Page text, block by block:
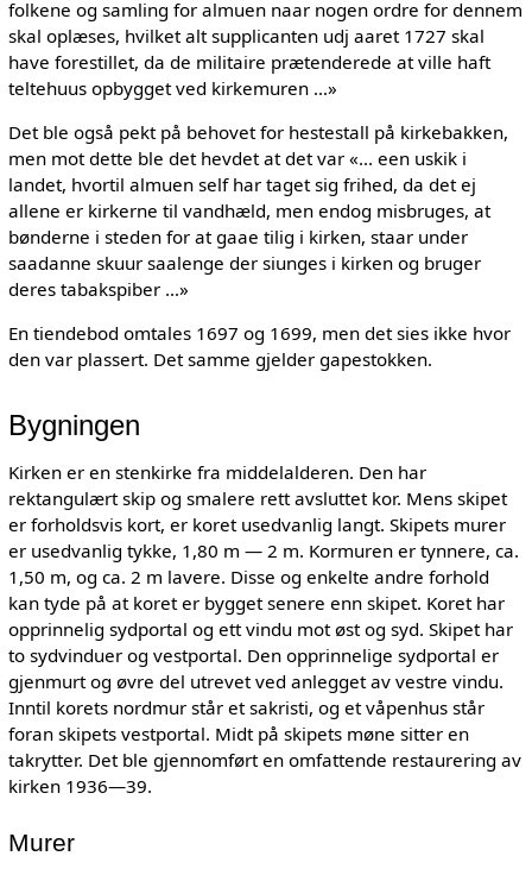
folkene og samling for almuen naar nogen ordre for dennem
skal oplæses, hvilket alt supplicanten udj aaret 1727 skal
have forestillet, da de militaire prætenderede at ville haft
teltehuus opbygget ved kirkemuren ...»
Det ble også pekt på behovet for hestestall på kirkebakken,
men mot dette ble det hevdet at det var «... een uskik i
landet, hvortil almuen self har taget sig frihed, da det ej
allene er kirkerne til vandhæld, men endog misbruges, at
bønderne i steden for at gaae tilig i kirken, staar under
saadanne skuur saalenge der siunges i kirken og bruger
deres tabakspiber ...»
En tiendebod omtales 1697 og 1699, men det sies ikke hvor
den var plassert. Det samme gjelder gapestokken.
Bygningen
Kirken er en stenkirke fra middelalderen. Den har
rektangulært skip og smalere rett avsluttet kor. Mens skipet
er forholdsvis kort, er koret usedvanlig langt. Skipets murer
er usedvanlig tykke, 1,80 m — 2 m. Kormuren er tynnere, ca.
1,50 m, og ca. 2 m lavere. Disse og enkelte andre forhold
kan tyde på at koret er bygget senere enn skipet. Koret har
opprinnelig sydportal og ett vindu mot øst og syd. Skipet har
to sydvinduer og vestportal. Den opprinnelige sydportal er
gjenmurt og øvre del utrevet ved anlegget av vestre vindu.
Inntil korets nordmur står et sakristi, og et våpenhus står
foran skipets vestportal. Midt på skipets møne sitter en
takrytter. Det ble gjennomført en omfattende restaurering av
kirken 1936—39.
Murer